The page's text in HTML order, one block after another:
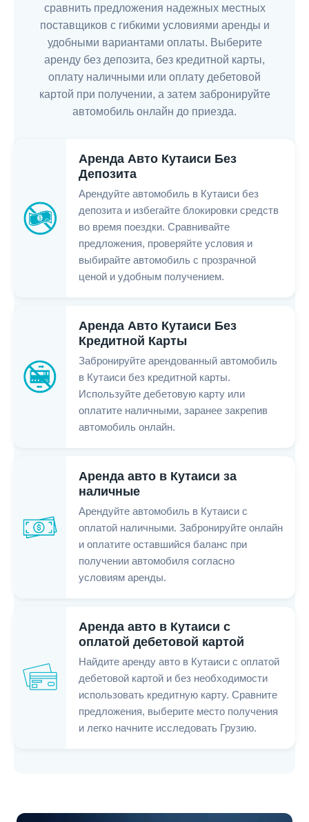
сравнить предложения надежных местных
поставщиков с гибкими условиями аренды и
удобными вариантами оплаты. Выберите
аренду без депозита, без кредитной карты,
оплату наличными или оплату дебетовой
картой при получении, а затем забронируйте
автомобиль онлайн до приезда.
Аренда Авто Кутаиси Без
Депозита
Арендуйте автомобиль в Кутаиси без
депозита и избегайте блокировки средств
во время поездки. Сравнивайте
предложения, проверяйте условия и
выбирайте автомобиль с прозрачной
ценой и удобным получением.
Аренда Авто Кутаиси Без
Кредитной Карты
Забронируйте арендованный автомобиль
в Кутаиси без кредитной карты.
Используйте дебетовую карту или
оплатите наличными, заранее закрепив
автомобиль онлайн.
Аренда авто в Кутаиси за
наличные
Арендуйте автомобиль в Кутаиси с
оплатой наличными. Забронируйте онлайн
и оплатите оставшийся баланс при
получении автомобиля согласно
условиям аренды.
Аренда авто в Кутаиси с
оплатой дебетовой картой
Найдите аренду авто в Кутаиси с оплатой
дебетовой картой и без необходимости
использовать кредитную карту. Сравните
предложения, выберите место получения
и легко начните исследовать Грузию.